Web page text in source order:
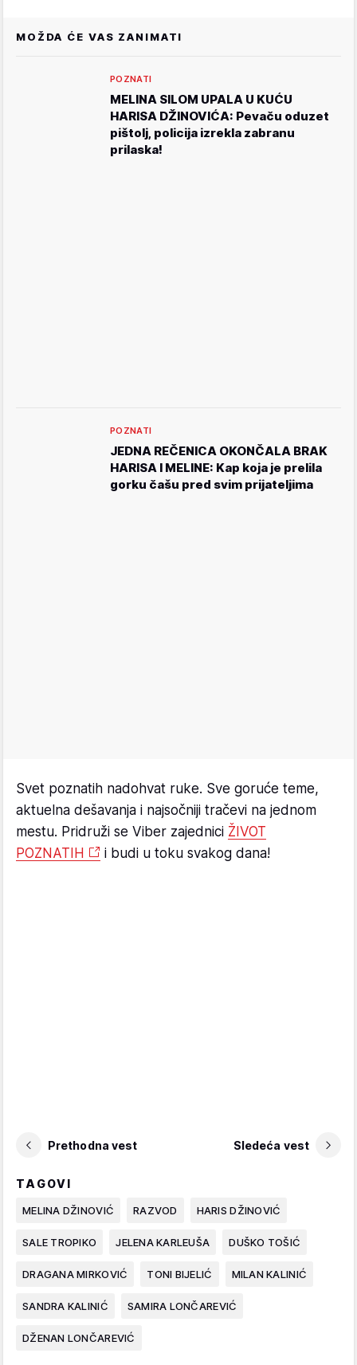
MOŽDA ĆE VAS ZANIMATI
POZNATI
MELINA SILOM UPALA U KUĆU
HARISA DŽINOVIĆA: Pevaču oduzet
pištolj, policija izrekla zabranu
prilaska!
POZNATI
JEDNA REČENICA OKONČALA BRAK
HARISA I MELINE: Kap koja je prelila
gorku čašu pred svim prijateljima
Svet poznatih nadohvat ruke. Sve goruće teme,
aktuelna dešavanja i najsočniji tračevi na jednom
mestu. Pridruži se Viber zajednici ŽIVOT
POZNATIH
i budi u toku svakog dana!
Prethodna vest Sledeća vest
TAGOVI
MELINA DŽINOVIĆ RAZVOD HARIS DŽINOVIĆ
SALE TROPIKO JELENA KARLEUŠA DUŠKO TOŠIĆ
DRAGANA MIRKOVIĆ TONI BIJELIĆ MILAN KALINIĆ
SANDRA KALINIĆ SAMIRA LONČAREVIĆ
DŽENAN LONČAREVIĆ